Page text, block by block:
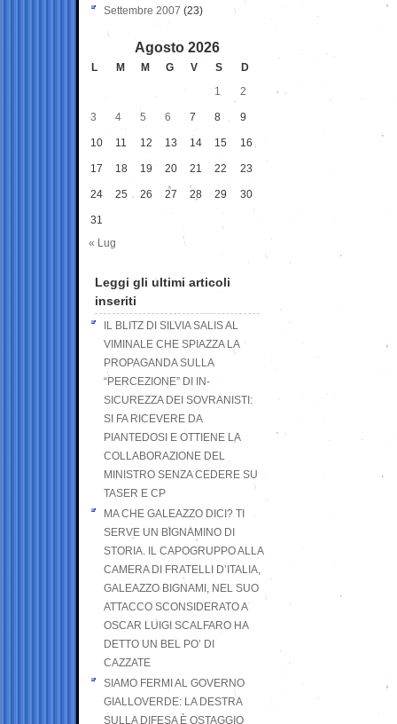
Settembre 2007 (23)
Agosto 2026
L M M G V S
D
1
2
3 4 5 6 7 8 9
10 11 12 13 14 15 16
17 18 19 20 21 22 23
24 25 26 27 28 29 30
31
« Lug
Leggi gli ultimi articoli
inseriti
IL BLITZ DI SILVIA SALIS AL
VIMINALE CHE SPIAZZA LA
PROPAGANDA SULLA
“PERCEZIONE” DI IN-
SICUREZZA DEI SOVRANISTI:
SI FA RICEVERE DA
PIANTEDOSI E OTTIENE LA
COLLABORAZIONE DEL
MINISTRO SENZA CEDERE SU
TASER E CP
MA CHE GALEAZZO DICI? TI
SERVE UN BIGNAMINO DI
STORIA. IL CAPOGRUPPO ALLA
CAMERA DI FRATELLI D’ITALIA,
GALEAZZO BIGNAMI, NEL SUO
ATTACCO SCONSIDERATO A
OSCAR LUIGI SCALFARO HA
DETTO UN BEL PO’ DI
CAZZATE
SIAMO FERMI AL GOVERNO
GIALLOVERDE: LA DESTRA
SULLA DIFESA È OSTAGGIO